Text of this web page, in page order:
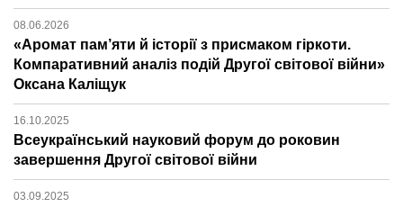
08.06.2026
«Аромат пам’яти й історії з присмаком гіркоти.
Компаративний аналіз подій Другої світової війни»
Оксана Каліщук
16.10.2025
Всеукраїнський науковий форум до роковин
завершення Другої світової війни
03.09.2025